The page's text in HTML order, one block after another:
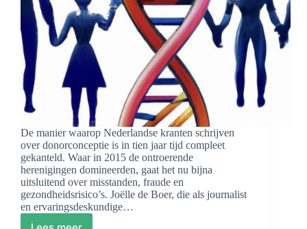
De manier waarop Nederlandse kranten schrijven
over donorconceptie is in tien jaar tijd compleet
gekanteld. Waar in 2015 de ontroerende
herenigingen domineerden, gaat het nu bijna
uitsluitend over misstanden, fraude en
gezondheidsrisico’s. Joëlle de Boer, die als journalist
en ervaringsdeskundige…